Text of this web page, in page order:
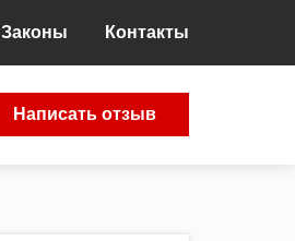
Законы Контакты
Написать отзыв